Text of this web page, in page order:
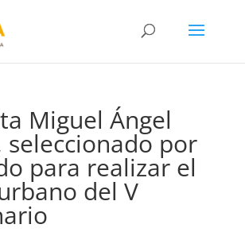
Miguel Ángel
seleccionado por
para realizar el
del V